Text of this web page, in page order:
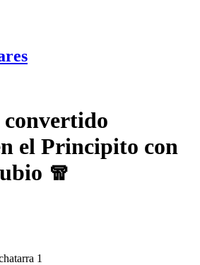
convertido
el Principito con
🧣
1